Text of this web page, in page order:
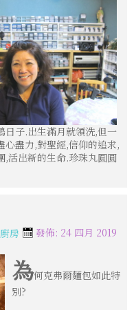
日子.出生滿月就領洗,但一
心盡力,對聖經,信仰的追求,
,活出新的生命.珍珠丸圓圓
房
發佈: 24 四月 2019
為何克弗爾麵包如此特
別?